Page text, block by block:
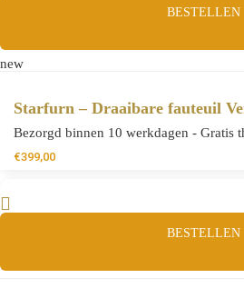
BESTELLEN
new
Starfurn – Draaibare fauteuil
Bezorgd binnen 10 werkdagen - Gratis
€399,00
BESTELLEN